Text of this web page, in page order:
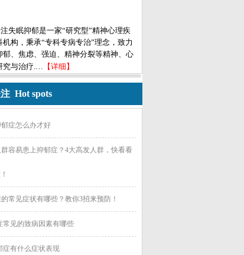
失眠抑郁是一家“研究型”精神心理疾
机构，秉承“专科专病专治”理念，致力
郁、焦虑、强迫、精神分裂等精神、心
究与治疗.… 【详细】
Hot spots
症怎么办才好
容易患上抑郁症？4大高发人群，快看看
常见症状有哪些？教你3招来预防！
常见的致病因素有哪些
症有什么症状表现